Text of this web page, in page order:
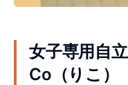
女子専用自
Co（りこ）